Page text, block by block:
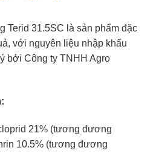
Terid 31.5SC là sản phẩm đặc
với nguyên liệu nhập khẩu
bởi Công ty TNHH Agro
21% (tương đương
10.5% (tương đương